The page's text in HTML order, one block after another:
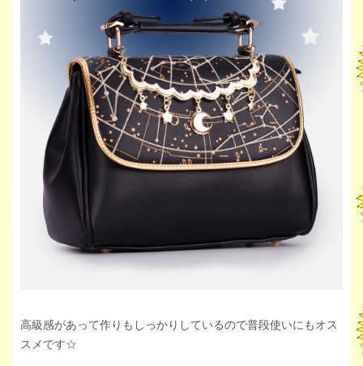
高級感があって作りもしっかりしているので普段使いにもオス
スメです☆